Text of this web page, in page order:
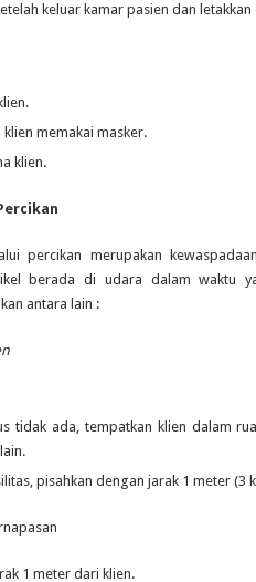
keluar kamar pasien dan
memakai masker.
klien.
percikan merupakan
berada di udara dalam waktu
antara lain :
tidak ada, tempatkan klien dalam
pisahkan dengan jarak 1 meter (3
1 meter dari klien.